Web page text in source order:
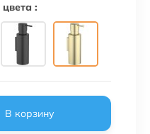
:
В корзину